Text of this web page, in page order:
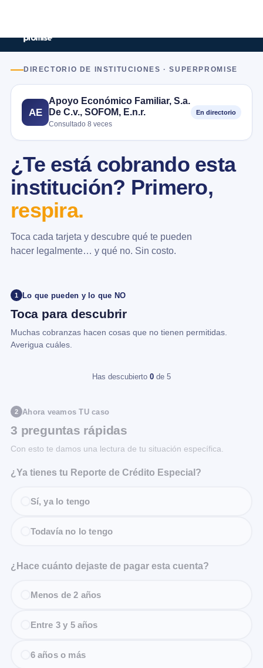
DIRECTORIO DE INSTITUCIONES · SUPERPROMISE
AE
Apoyo Económico Familiar, S.a.
De C.v., SOFOM, E.n.r.
Consultado 8 veces
En directorio
¿Te está cobrando esta
institución? Primero,
respira.
Toca cada tarjeta y descubre qué te pueden
hacer legalmente… y qué no. Sin costo.
1 Lo que pueden y lo que NO
Toca para descubrir
Muchas cobranzas hacen cosas que no tienen permitidas.
Averigua cuáles.
Has descubierto 0 de 5
2 Ahora veamos TU caso
3 preguntas rápidas
Con esto te damos una lectura de tu situación específica.
¿Ya tienes tu Reporte de Crédito Especial?
Sí, ya lo tengo
Todavía no lo tengo
¿Hace cuánto dejaste de pagar esta cuenta?
Menos de 2 años
Entre 3 y 5 años
6 años o más